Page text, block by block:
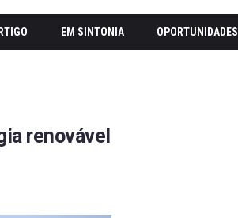
EM SINTONIA OPORTUNIDADES
renovável